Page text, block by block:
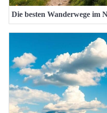
Die besten Wanderwege im